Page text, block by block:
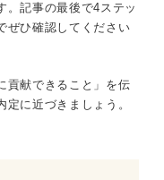
。記事の最後で4ステッ
ぜひ確認してください
貢献できること」を伝
に近づきましょう。
を採用するベネフィッ
官が評価するポイント